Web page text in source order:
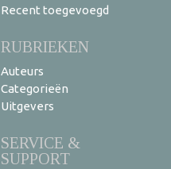
Recent toegevoegd
RUBRIEKEN
Auteurs
Categorieën
Uitgevers
SERVICE &
SUPPORT